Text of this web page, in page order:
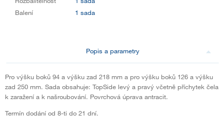
Balení
1 sada
Popis a parametry
Pro výšku boků 94 a výšku zad 218 mm a pro výšku boků 126 a výšku
zad 250 mm. Sada obsahuje: TopSide levý a pravý včetně příchytek čela
k zaražení a k našroubování. Povrchová úprava antracit.
Termín dodání od 8-ti do 21 dní.